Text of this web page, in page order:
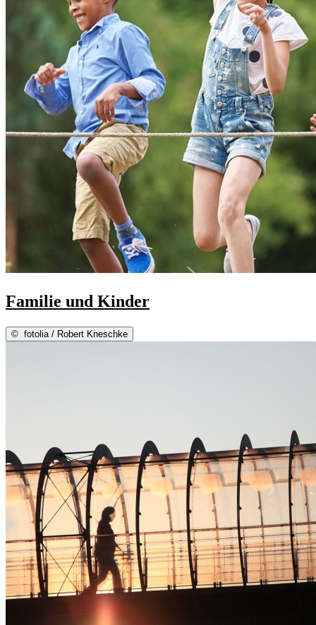
Familie und Kinder
© fotolia / Robert Kneschke